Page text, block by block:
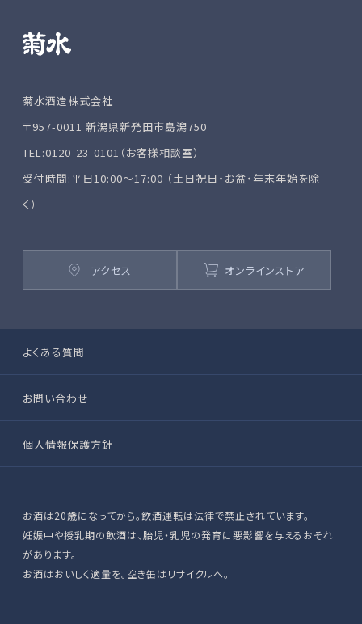
菊水酒造株式会社
〒957-0011 新潟県新発田市島潟750
TEL:0120-23-0101（お客様相談室）
受付時間:平日10:00～17:00 （土日祝日・お盆・年末年始を除
く）
アクセス オンラインストア
よくある質問
お問い合わせ
個人情報保護方針
お酒は20歳になってから。飲酒運転は法律で禁止されています。
妊娠中や授乳期の飲酒は、胎児・乳児の発育に悪影響を与えるおそれ
があります。
お酒はおいしく適量を。空き缶はリサイクルへ。